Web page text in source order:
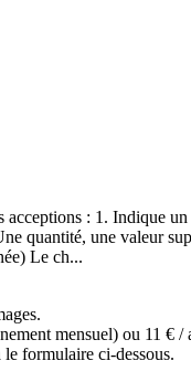
: 1. Indique
quantité, une valeur
Le ch...
mensuel) ou 11 € /
formulaire ci-dessous.